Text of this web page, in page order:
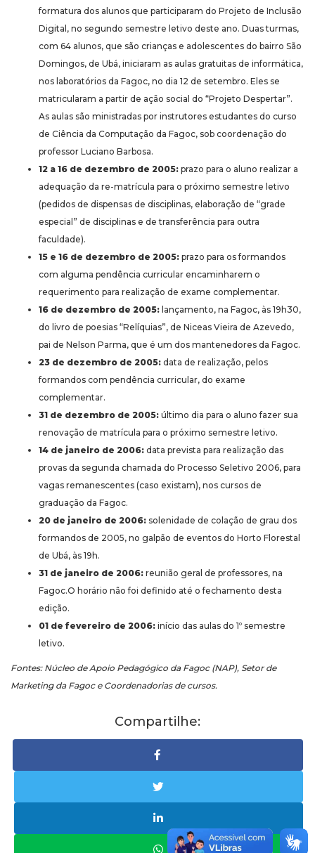
formatura dos alunos que participaram do Projeto de Inclusão
Digital, no segundo semestre letivo deste ano. Duas turmas,
com 64 alunos, que são crianças e adolescentes do bairro São
Domingos, de Ubá, iniciaram as aulas gratuitas de informática,
nos laboratórios da Fagoc, no dia 12 de setembro. Eles se
matricularam a partir de ação social do “Projeto Despertar”.
As aulas são ministradas por instrutores estudantes do curso
de Ciência da Computação da Fagoc, sob coordenação do
professor Luciano Barbosa.
12 a 16 de dezembro de 2005: prazo para o aluno realizar a
adequação da re-matrícula para o próximo semestre letivo
(pedidos de dispensas de disciplinas, elaboração de “grade
especial” de disciplinas e de transferência para outra
faculdade).
15 e 16 de dezembro de 2005: prazo para os formandos
com alguma pendência curricular encaminharem o
requerimento para realização de exame complementar.
16 de dezembro de 2005: lançamento, na Fagoc, às 19h30,
do livro de poesias “Relíquias”, de Niceas Vieira de Azevedo,
pai de Nelson Parma, que é um dos mantenedores da Fagoc.
23 de dezembro de 2005: data de realização, pelos
formandos com pendência curricular, do exame
complementar.
31 de dezembro de 2005: último dia para o aluno fazer sua
renovação de matrícula para o próximo semestre letivo.
14 de janeiro de 2006: data prevista para realização das
provas da segunda chamada do Processo Seletivo 2006, para
vagas remanescentes (caso existam), nos cursos de
graduação da Fagoc.
20 de janeiro de 2006: solenidade de colação de grau dos
formandos de 2005, no galpão de eventos do Horto Florestal
de Ubá, às 19h.
31 de janeiro de 2006: reunião geral de professores, na
Fagoc.O horário não foi definido até o fechamento desta
edição.
01 de fevereiro de 2006: início das aulas do 1º semestre
letivo.
Fontes: Núcleo de Apoio Pedagógico da Fagoc (NAP), Setor de
Marketing da Fagoc e Coordenadorias de cursos.
Compartilhe: